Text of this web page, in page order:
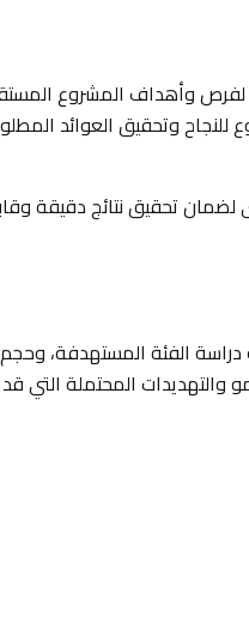
لفرص وأهداف المشروع
وتحقيق العوائد
لضمان تحقيق نتائج دقيقة
دراسة الفئة المستهدفة،
والتهديدات المحتملة التي قد